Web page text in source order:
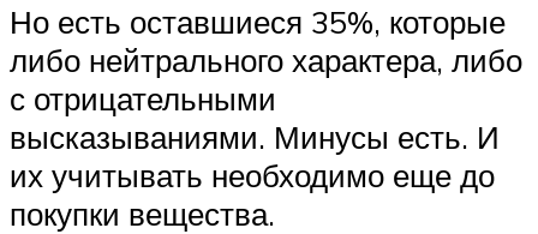
Но есть оставшиеся 35%, которые
либо нейтрального характера, либо
с отрицательными
высказываниями. Минусы есть. И
их учитывать необходимо еще до
покупки вещества.